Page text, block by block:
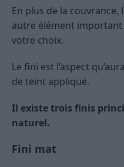
En plus de la
autre élément
votre choix.
Le fini est l’aspect
de teint appliqué.
Il existe trois finis
naturel.
Fini mat